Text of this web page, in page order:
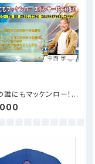
誰にもマッケンロー！ス
【マッケンロープラ